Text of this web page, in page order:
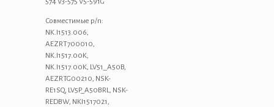
Совместимые p/n:
NK.I1513.006,
AEZRT700010,
NK.I1517.00K,
NK.I1517.00K, LV51_A50B,
AEZRTG00210, NSK-
RE1SQ, LV5P_A50BRL, NSK-
REDBW, NKI1517021,